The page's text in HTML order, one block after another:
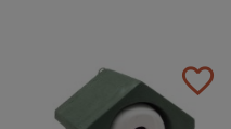
favorite_border